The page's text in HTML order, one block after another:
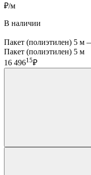
₽/м
В наличии
Пакет (полиэтилен) 5 м
Пакет (полиэтилен) 5 м
16 49615₽